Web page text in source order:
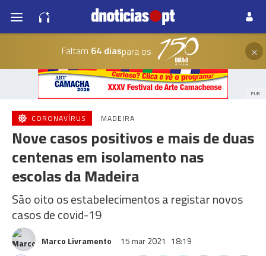
Faltam 64 diaspara os ×
PUB
CORONAVÍRUS MADEIRA
Nove casos positivos e mais de duas
centenas em isolamento nas
escolas da Madeira
São oito os estabelecimentos a registar novos
casos de covid-19
Marco Livramento 15 mar 2021 18:19